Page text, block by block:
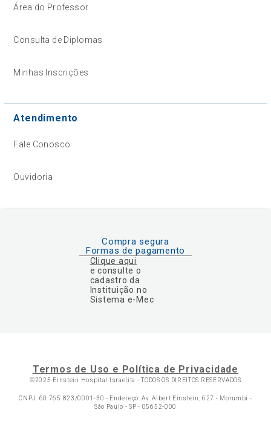
Área do Professor
Consulta de Diplomas
Minhas Inscrições
Atendimento
Fale Conosco
Ouvidoria
Compra segura
Formas de pagamento
Clique aqui
e consulte o
cadastro da
Instituição no
Sistema e-Mec
Termos de Uso e Política de Privacidade
©2025 Einstein Hospital Israelita -TODOS OS DIREITOS RESERVADOS
CNPJ: 60.765.823/0001-30 - Endereço: Av. Albert Einstein, 627 - Morumbi -
São Paulo - SP - 05652-000